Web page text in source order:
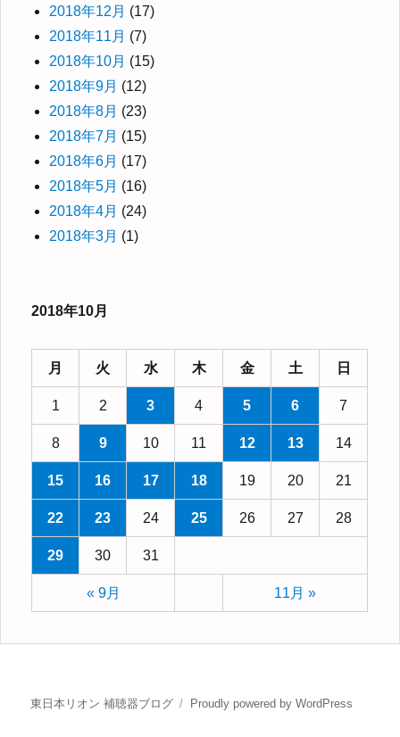
2018年12月 (17)
2018年11月 (7)
2018年10月 (15)
2018年9月 (12)
2018年8月 (23)
2018年7月 (15)
2018年6月 (17)
2018年5月 (16)
2018年4月 (24)
2018年3月 (1)
2018年10月
月 火 水 木 金 土 日
« 9月 11月 »
1 2 3 4 5 6 7
8 9 10 11 12 13 14
15 16 17 18 19 20 21
22 23 24 25 26 27 28
29 30 31
東日本リオン 補聴器ブログ Proudly powered by WordPress